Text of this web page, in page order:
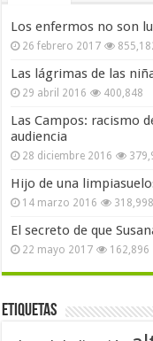
Los enfermos no son
26 febrero 2017
Las lágrimas de las
29 abril 2016 400,848
Las Campos: racismo
audiencia
28 diciembre 2016
Hijo de una
14 marzo 2016 318,998
El secreto de que
22 mayo 2017 162,896
Etiquetas